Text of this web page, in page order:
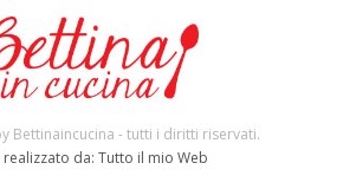
Bettinaincucina - tutti i diritti riservati.
realizzato da: Tutto il mio Web